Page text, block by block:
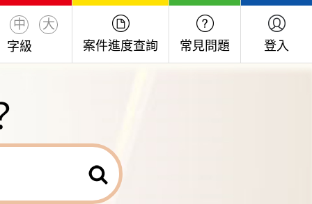
中
大
字級
案件進度查詢 常見問題 登入